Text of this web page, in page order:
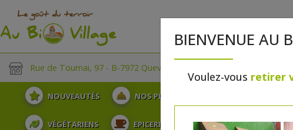
Rue de Tournai, 97 - B-7972 Quevaucamps
NOUVEAUTÉS NOS PLATEAUX
VÉGÉTARIENS EPICERIE PLATS TRAITEUR
BIENVENUE AU
Voulez-vous retirer